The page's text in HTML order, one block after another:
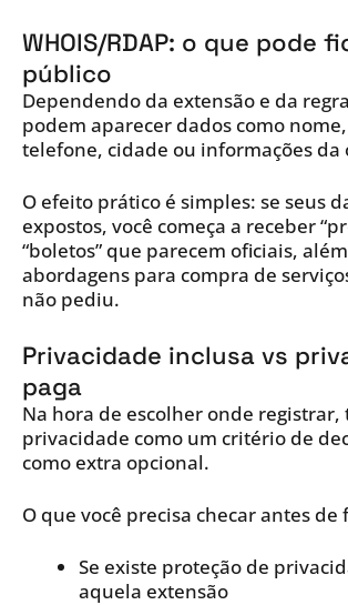
WHOIS/RDAP: o que pode
público
Dependendo da extensão e da
podem aparecer dados como
telefone, cidade ou informações da
O efeito prático é simples: se seus
expostos, você começa a receber
“boletos” que parecem oficiais,
abordagens para compra de
não pediu.
Privacidade inclusa vs
paga
Na hora de escolher onde registrar,
privacidade como um critério de
como extra opcional.
O que você precisa checar antes de
Se existe proteção de
aquela extensão